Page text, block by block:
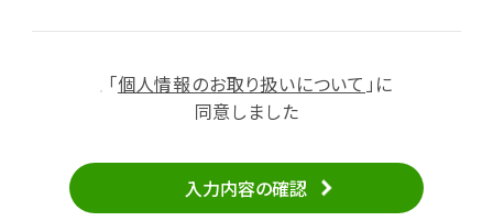
・メールマガジン、お知らせ、広告等の配信
（2）ユーザーからのお問い合わせへの対応
せの内容確認、返答
・当サービスの品質改善
「個人情報のお取り扱いについて 」に
同意しました
入力内容の確認